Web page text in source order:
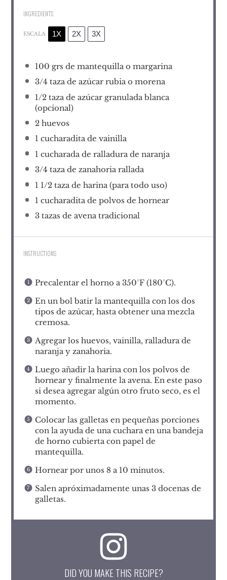
INGREDIENTS
ESCALA 1X 2X 3X
100 grs de mantequilla o margarina
3/4 taza de azúcar rubia o morena
1/2taza de azúcar granulada blanca
(opcional)
2huevos
1 cucharadita de vainilla
1 cucharada de ralladura de naranja
3/4 taza de zanahoria rallada
1 1/2taza de harina (para todo uso)
1 cucharadita de polvos de hornear
3tazas de avena tradicional
INSTRUCTIONS
Precalentar el horno a 350°F (180°C).
En un bol batir la mantequilla con los dos
tipos de azúcar, hasta obtener una mezcla
cremosa.
Agregar los huevos, vainilla, ralladura de
naranja y zanahoria.
Luego añadir la harina con los polvos de
hornear y finalmente la avena. En este paso
si desea agregar algún otro fruto seco, es el
momento.
Colocar las galletas en pequeñas porciones
con la ayuda de una cuchara en una bandeja
de horno cubierta con papel de
mantequilla.
Hornear por unos 8 a 10 minutos.
Salen apróximadamente unas 3 docenas de
galletas.
DID YOU MAKE THIS RECIPE?